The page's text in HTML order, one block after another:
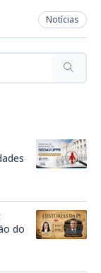
Notícias
do